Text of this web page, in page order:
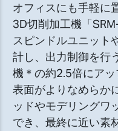
オフィスにも手軽に
3D切削加工機「
スピンドルユニット
計し、出力制御を行
機＊の約2.5倍にア
表面がよりなめらか
ッドやモデリングワ
でき、最終に近い素